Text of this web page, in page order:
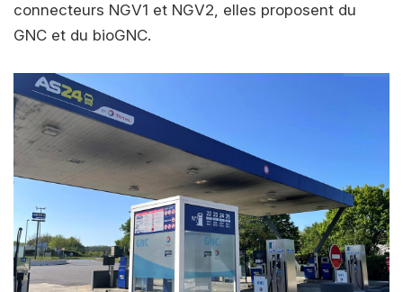
connecteurs NGV1 et NGV2, elles proposent du
GNC et du bioGNC.